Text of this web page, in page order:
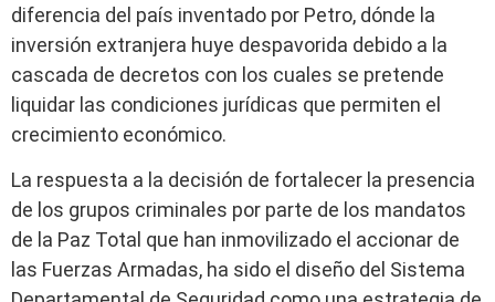
diferencia del país inventado por Petro, dónde la
inversión extranjera huye despavorida debido a la
cascada de decretos con los cuales se pretende
liquidar las condiciones jurídicas que permiten el
crecimiento económico.
La respuesta a la decisión de fortalecer la presencia
de los grupos criminales por parte de los mandatos
de la Paz Total que han inmovilizado el accionar de
las Fuerzas Armadas, ha sido el diseño del Sistema